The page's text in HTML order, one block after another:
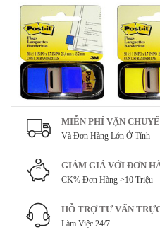
MIỄN PHÍ VẬN
Và Đơn Hàng Lớn Ở Tỉnh
GIẢM GIÁ VỚI ĐƠN
CK% Đơn Hàng >10 Triệu
HỖ TRỢ TƯ VẤN
Làm Việc 24/7